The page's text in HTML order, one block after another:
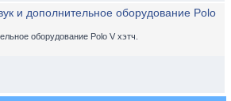
и дополнительное оборудование Polo
оборудование Polo V хэтч.